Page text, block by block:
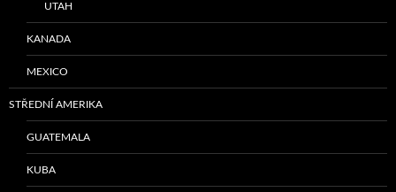
UTAH
KANADA
MEXICO
STŘEDNÍ AMERIKA
GUATEMALA
KUBA